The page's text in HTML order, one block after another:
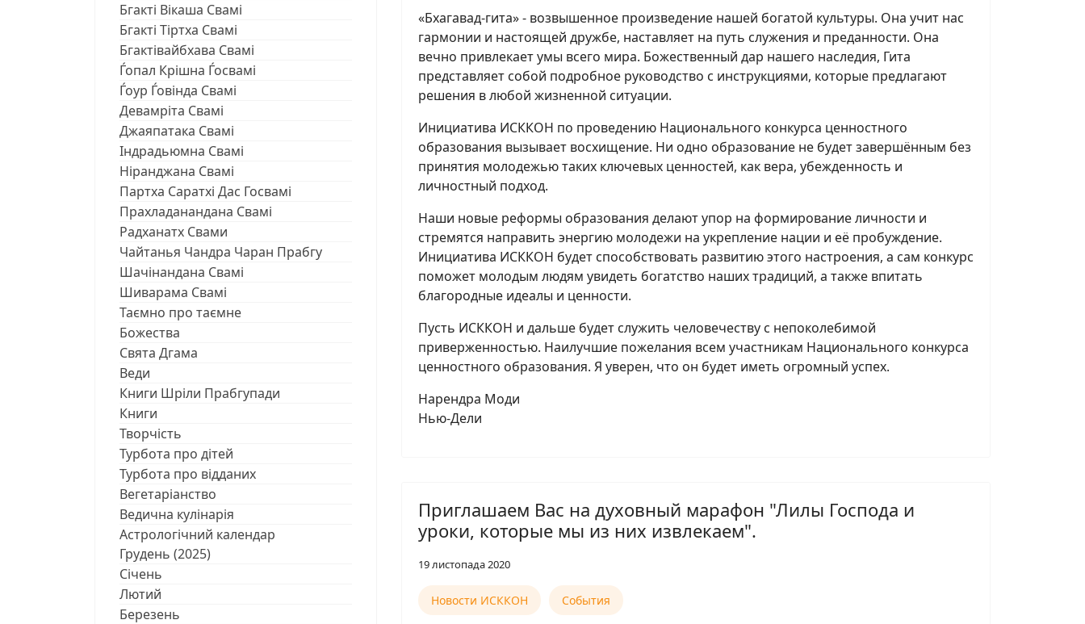
Бгакті Вікаша Свамі
Бгакті Тіртха Свамі
Бгактівайбхава Свамі
Ѓопал Крішна Ѓосвамі
Ѓоур Ѓовінда Свамі
Девамріта Свамі
Джаяпатака Свамі
Індрадьюмна Свамі
Ніранджана Свамі
Партха Саратхі Дас Госвамі
Прахладанандана Свамі
Радханатх Свами
Чайтанья Чандра Чаран Прабгу
Шачінандана Свамі
Шиварама Свамі
Таємно про таємне
Божества
Свята Дгама
Веди
Книги Шріли Прабгупади
Книги
Творчість
Турбота про дітей
Турбота про відданих
Вегетаріанство
Ведична кулінарія
Астрологічний календар
Грудень (2025)
Січень
Лютий
Березень
«Бхагавад-гита» - возвышенное произведение нашей богатой культуры. Она учит нас
гармонии и настоящей дружбе, наставляет на путь служения и преданности. Она
вечно привлекает умы всего мира. Божественный дар нашего наследия, Гита
представляет собой подробное руководство с инструкциями, которые предлагают
решения в любой жизненной ситуации.
Инициатива ИСККОН по проведению Национального конкурса ценностного
образования вызывает восхищение. Ни одно образование не будет завершённым без
принятия молодежью таких ключевых ценностей, как вера, убежденность и
личностный подход.
Наши новые реформы образования делают упор на формирование личности и
стремятся направить энергию молодежи на укрепление нации и её пробуждение.
Инициатива ИСККОН будет способствовать развитию этого настроения, а сам конкурс
поможет молодым людям увидеть богатство наших традиций, а также впитать
благородные идеалы и ценности.
Пусть ИСККОН и дальше будет служить человечеству с непоколебимой
приверженностью. Наилучшие пожелания всем участникам Национального конкурса
ценностного образования. Я уверен, что он будет иметь огромный успех.
Нарендра Моди
Нью-Дели
Приглашаем Вас на духовный марафон "Лилы Господа и
уроки, которые мы из них извлекаем".
19 листопада 2020
Новости ИСККОН События